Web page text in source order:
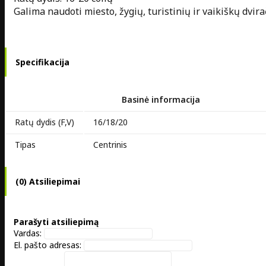
Galima naudoti miesto, žygių, turistinių ir vaikiškų
Specifikacija
Basinė informacija
Ratų dydis (F,V)
16/18/20
Tipas
Centrinis
(0) Atsiliepimai
Parašyti atsiliepimą
Vardas:
El. pašto adresas: